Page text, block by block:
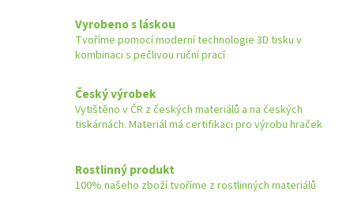
Vyrobeno s láskou
Tvoříme pomocí moderní technologie 3D tisku v
kombinaci s pečlivou ruční prací
Český výrobek
Vytištěno v ČR z českých materiálů a na českých
tiskárnách. Materiál má certifikaci pro výrobu hraček
Rostlinný produkt
100% našeho zboží tvoříme z rostlinných materiálů